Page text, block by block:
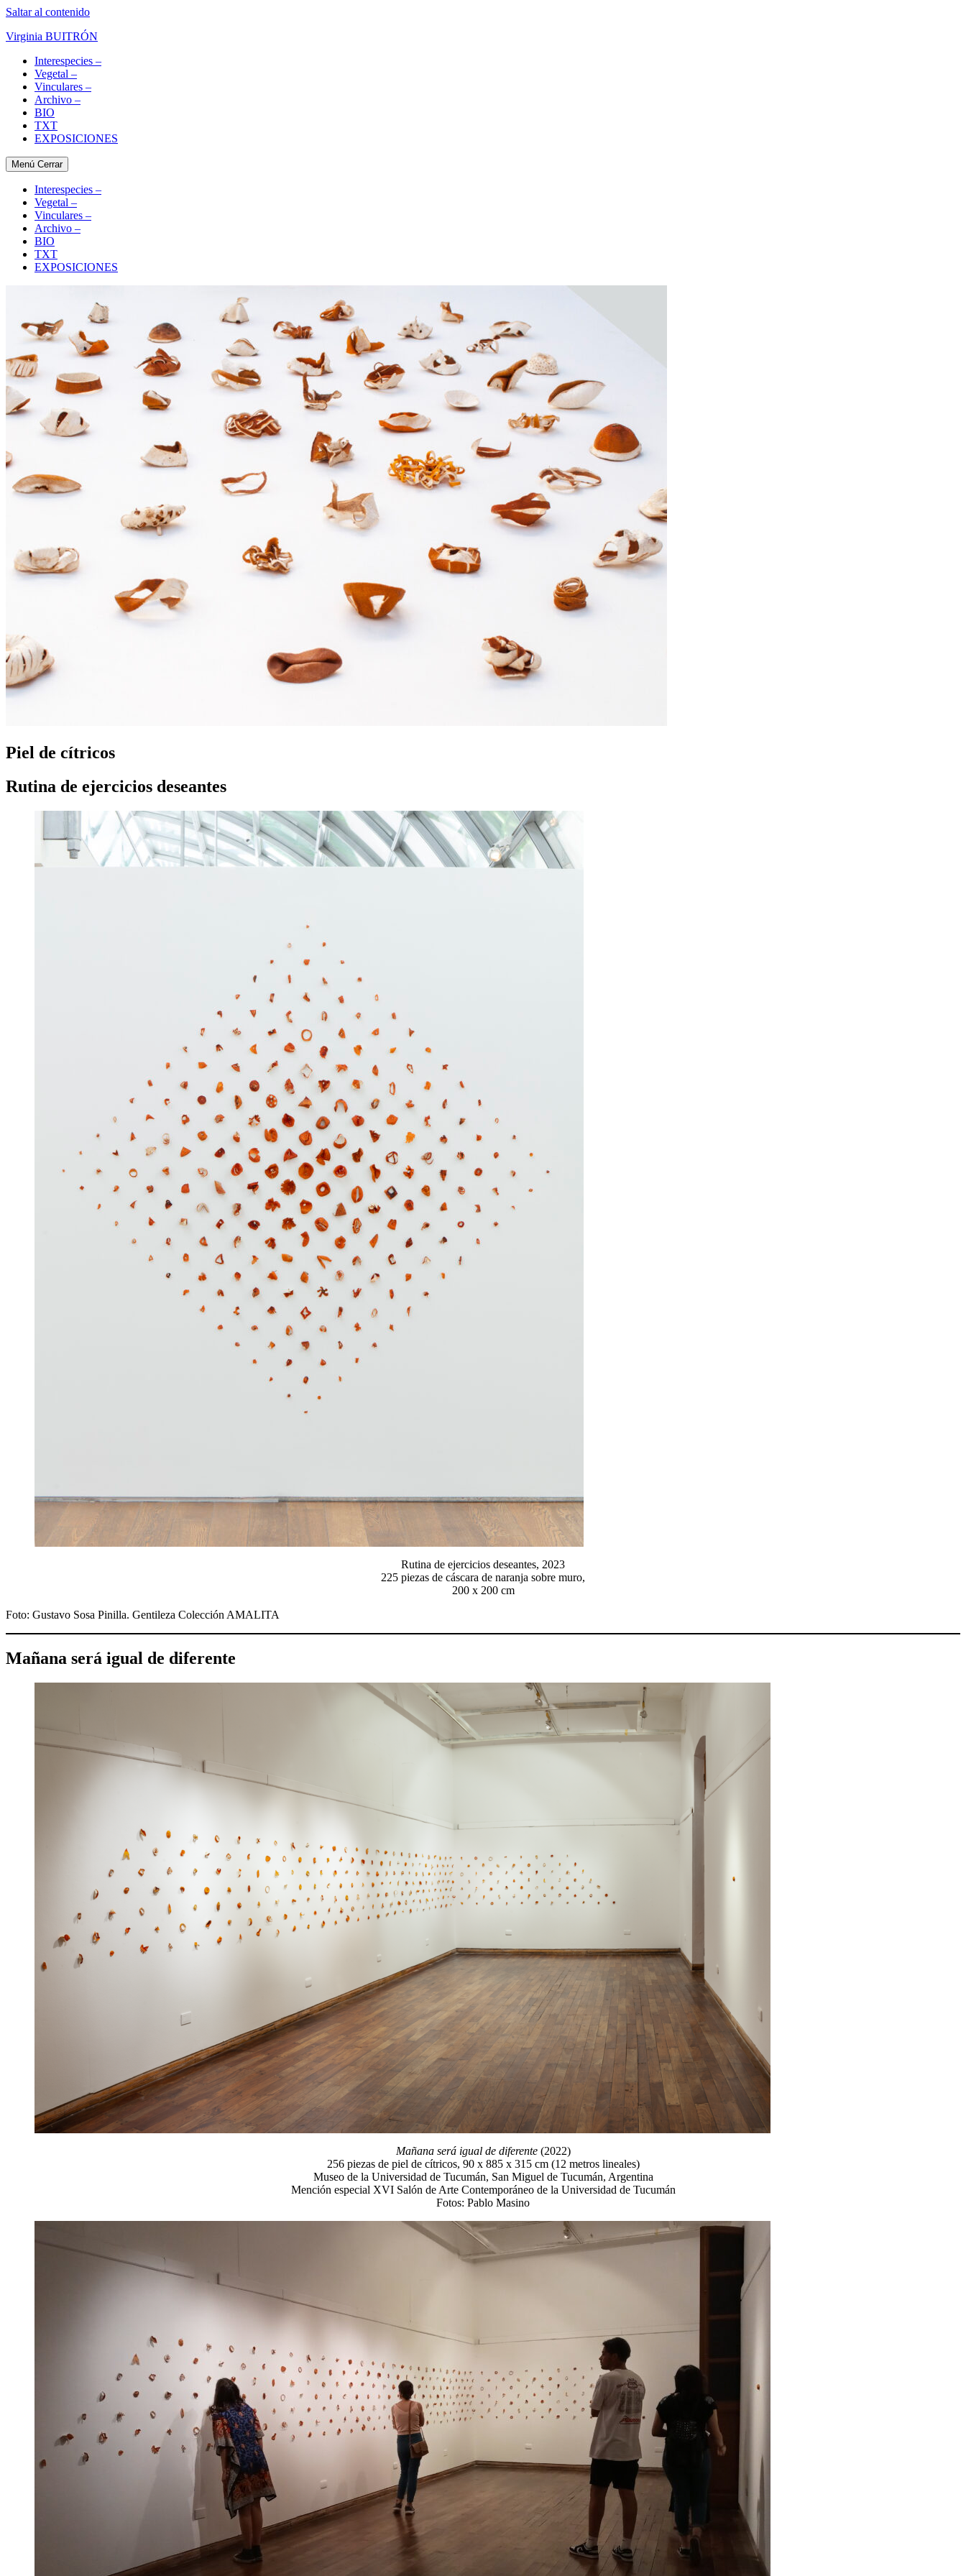
Saltar al contenido
Virginia BUITRÓN
Interespecies –
Vegetal –
Vinculares –
Archivo –
BIO
TXT
EXPOSICIONES
Menú Cerrar
Interespecies –
Vegetal –
Vinculares –
Archivo –
BIO
TXT
EXPOSICIONES
Piel de cítricos
Rutina de ejercicios deseantes
Rutina de ejercicios deseantes, 2023
225 piezas de cáscara de naranja sobre muro,
200 x 200 cm
Foto: Gustavo Sosa Pinilla. Gentileza Colección AMALITA
Mañana será igual de diferente
Mañana será igual de diferente(2022)
256 piezas de piel de cítricos, 90 x 885 x 315 cm (12 metros lineales)
Museo de la Universidad de Tucumán, San Miguel de Tucumán, Argentina
Mención especial XVI Salón de Arte Contemporáneo de la Universidad de Tucumán
Fotos: Pablo Masino